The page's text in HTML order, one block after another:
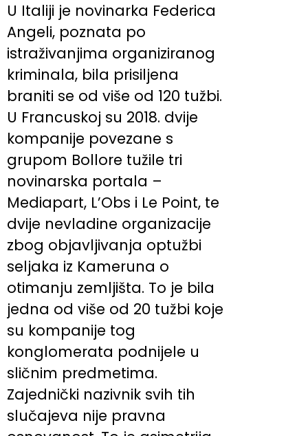
U Italiji je novinarka Federica
Angeli, poznata po
istraživanjima organiziranog
kriminala, bila prisiljena
braniti se od više od 120 tužbi.
U Francuskoj su 2018. dvije
kompanije povezane s
grupom Bollore tužile tri
novinarska portala –
Mediapart, L’Obs i Le Point, te
dvije nevladine organizacije
zbog objavljivanja optužbi
seljaka iz Kameruna o
otimanju zemljišta. To je bila
jedna od više od 20 tužbi koje
su kompanije tog
konglomerata podnijele u
sličnim predmetima.
Zajednički nazivnik svih tih
slučajeva nije pravna